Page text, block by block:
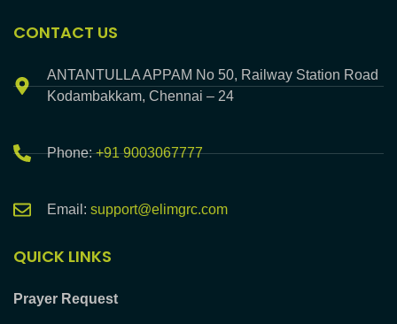
CONTACT US
ANTANTULLA APPAM No 50, Railway Station Road
Kodambakkam, Chennai – 24
Phone:+91 9003067777
Email: support@elimgrc.com
QUICK LINKS
Prayer Request